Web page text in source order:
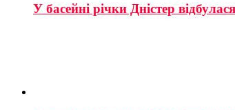
У басейні річки Дністер